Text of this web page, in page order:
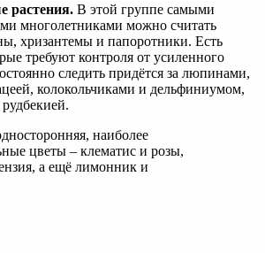
растения. В этой группе самыми
многолетниками можно считать
хризантемы и папоротники. Есть
требуют контроля от усиленного
следить придётся за люпинами,
колокольчиками и дельфиниумом,
наиболее
цветы – клематис и розы,
а ещё лимонник и